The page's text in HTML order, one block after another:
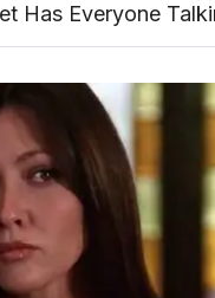
PALING
Has Everyone